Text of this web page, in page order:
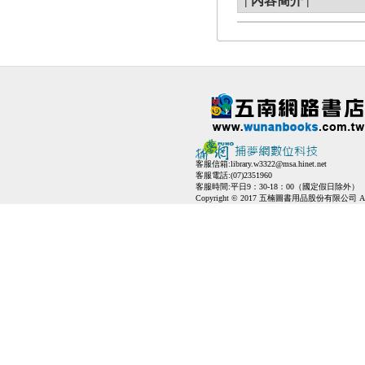
客服信箱:library.w3322@msa.hinet.net
客服電話:(07)2351960
客服時間:平日9：30-18：00（國定假日除外）
Copyright © 2017 五楠圖書用品股份有限公司